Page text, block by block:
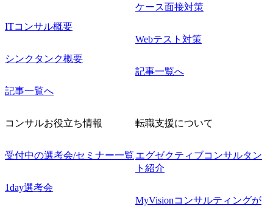
ITコンサル概要
シンクタンク概要
記事一覧へ
ケース面接対策
Webテスト対策
記事一覧へ
コンサルお役立ち情報
受付中の選考会/セミナー一覧
1day選考会
転職支援について
エグゼクティブコンサルタン
ト紹介
MyVisionコンサルティングが